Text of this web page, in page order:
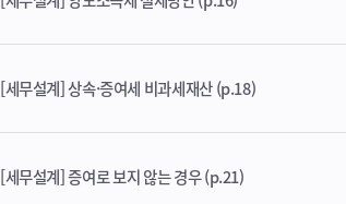
[세무설계] 상속·증여세 비과세재산 (p.18)
[세무설계] 증여로 보지 않는 경우 (p.21)